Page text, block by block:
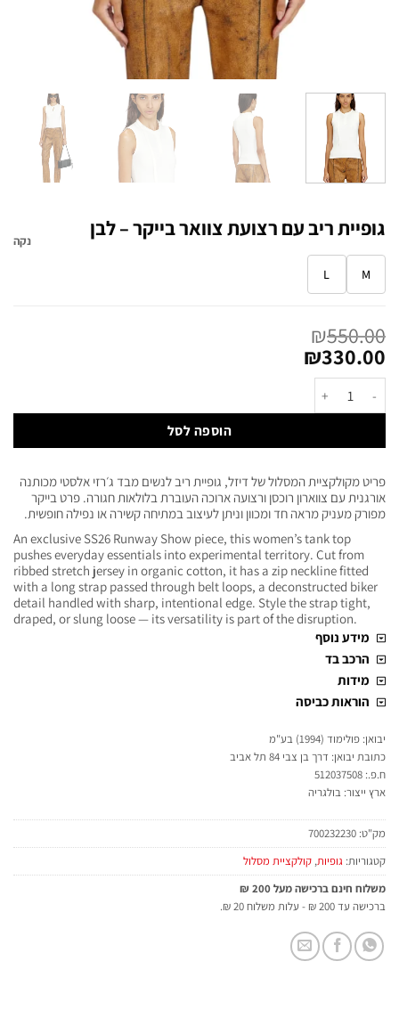
גופיית ריב עם רצועת צוואר בייקר – לבן
M
L
נקה
₪550.00
₪330.00
הוספה לסל
פריט מקולקציית המסלול של דיזל, גופיית ריב לנשים מבד ג׳רזי אלסטי מכותנה
אורגנית עם צווארון רוכסן ורצועה ארוכה העוברת בלולאות חגורה. פרט בייקר
מפורק מעניק מראה חד ומכוון וניתן לעיצוב במתיחה קשירה או נפילה חופשית.
An exclusive SS26 Runway Show piece, this women’s tank top
pushes everyday essentials into experimental territory. Cut from
ribbed stretch jersey in organic cotton, it has a zip neckline fitted
with a long strap passed through belt loops, a deconstructed biker
detail handled with sharp, intentional edge. Style the strap tight,
draped, or slung loose — its versatility is part of the disruption.
מידע נוסף
הרכב בד
מידות
הוראות כביסה
יבואן: פולימוד (1994) בע"מ
כתובת יבואן: דרך בן צבי 84 תל אביב
ח.פ.: 512037508
ארץ ייצור: בולגריה
מק"ט: 700232230
קטגוריות: גופיות, קולקציית מסלול
משלוח חינם ברכישה מעל 200 ₪
ברכישה עד 200 ₪ - עלות משלוח 20 ₪.